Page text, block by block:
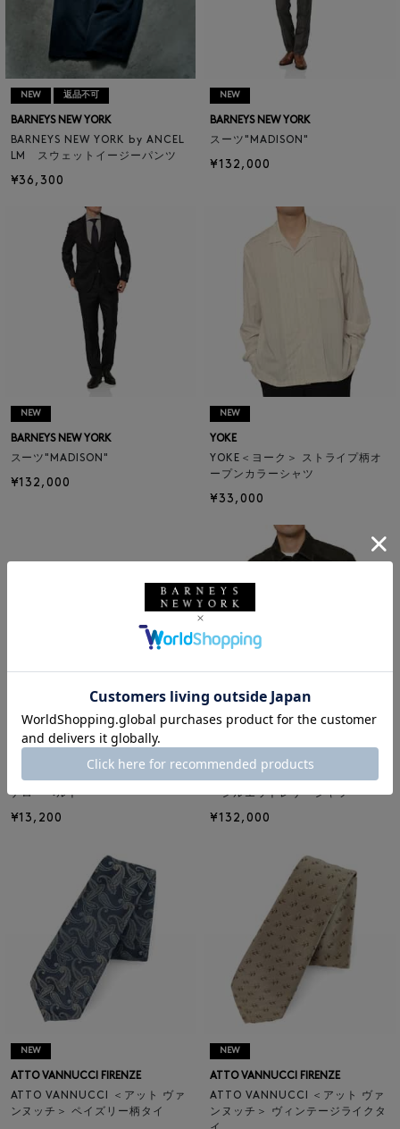
NEW 返品不可
BARNEYS NEW YORK
BARNEYS NEW YORK by ANCEL
LM スウェットイージーパンツ
¥36,300
NEW
BARNEYS NEW YORK
スーツ"MADISON"
¥132,000
NEW
BARNEYS NEW YORK
スーツ"MADISON"
¥132,000
NEW
YOKE
YOKE＜ヨーク＞ ストライプ柄オ
ープンカラーシャツ
¥33,000
ANCELLM＜アンセルム＞ レザー
ナローベルト
¥13,200
ANCELLM
ANCELLM＜アンセルム＞ オーバ
ーシルエットレザーシャツ
¥132,000
NEW
ATTO VANNUCCI FIRENZE
ATTO VANNUCCI ＜アット ヴァ
ンヌッチ＞ ペイズリー柄タイ
NEW
ATTO VANNUCCI FIRENZE
ATTO VANNUCCI ＜アット ヴァ
ンヌッチ＞ ヴィンテージライクタ